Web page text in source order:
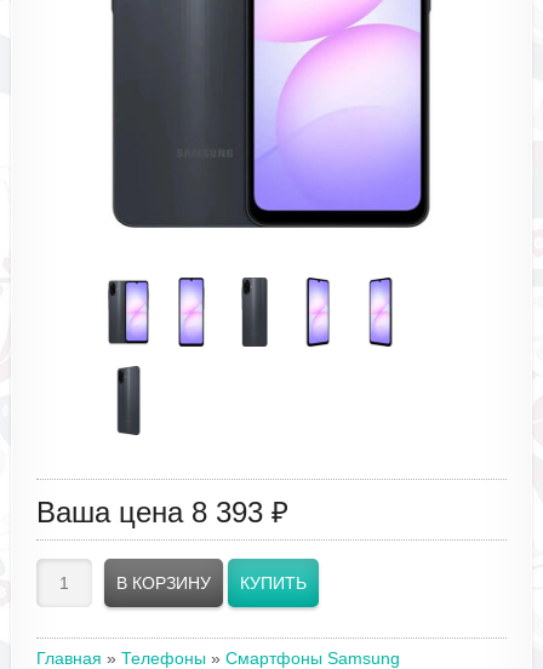
Ваша цена 8 393 ₽
Главная » Телефоны » Смартфоны Samsung